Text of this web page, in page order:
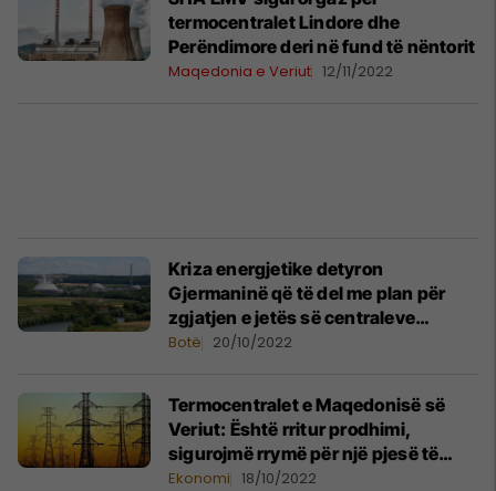
termocentralet Lindore dhe
Perëndimore deri në fund të nëntorit
Maqedonia e Veriut 12/11/2022
Kriza energjetike detyron
Gjermaninë që të del me plan për
zgjatjen e jetës së centraleve
bërthamore
Botë 20/10/2022
Termocentralet e Maqedonisë së
Veriut: Është rritur prodhimi,
sigurojmë rrymë për një pjesë të
ekonomisë vendore
Ekonomi 18/10/2022